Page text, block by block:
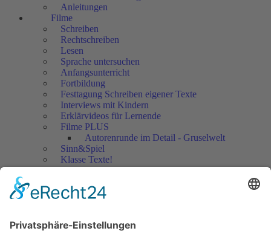
Anleitungen
Filme
Schreiben
Rechtschreiben
Lesen
Sprache untersuchen
Anfangsunterricht
Fortbildung
Festtagung Schreiben eigener Texte
Interviews mit Kindern
Erklärvideos für Lernende
Filme PLUS
Autorenrunde im Detail - Gruselwelt
Sinn&Spiel
Klasse Texte!
Filmausschnitte Grundschule
Jedes Kind wertschätzen!
Artikel